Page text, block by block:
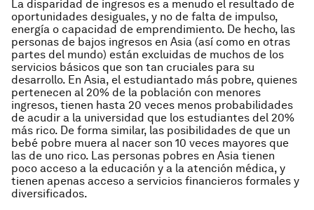
La disparidad de ingresos es a menudo el resultado de
oportunidades desiguales, y no de falta de impulso,
energía o capacidad de emprendimiento. De hecho, las
personas de bajos ingresos en Asia (así como en otras
partes del mundo) están excluidas de muchos de los
servicios básicos que son tan cruciales para su
desarrollo. En Asia, el estudiantado más pobre, quienes
pertenecen al 20% de la población con menores
ingresos, tienen hasta 20 veces menos probabilidades
de acudir a la universidad que los estudiantes del 20%
más rico. De forma similar, las posibilidades de que un
bebé pobre muera al nacer son 10 veces mayores que
las de uno rico. Las personas pobres en Asia tienen
poco acceso a la educación y a la atención médica, y
tienen apenas acceso a servicios financieros formales y
diversificados.